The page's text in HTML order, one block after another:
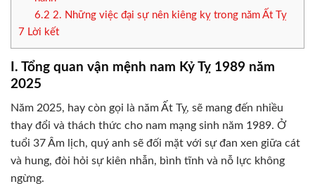
6.2 2. Những việc đại sự nên kiêng kỵ trong năm Ất Tỵ
7 Lời kết
I. Tổng quan vận mệnh nam Kỷ Tỵ 1989 năm
2025
Năm 2025, hay còn gọi là năm Ất Tỵ, sẽ mang đến nhiều
thay đổi và thách thức cho nam mạng sinh năm 1989. Ở
tuổi 37 Âm lịch, quý anh sẽ đối mặt với sự đan xen giữa cát
và hung, đòi hỏi sự kiên nhẫn, bình tĩnh và nỗ lực không
ngừng.